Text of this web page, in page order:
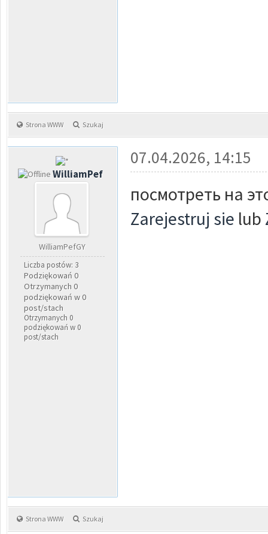
Strona WWW Szukaj
WilliamPef
WilliamPefGY
Liczba postów: 3
Podziękowań 0
Otrzymanych 0
podziękowań w 0
post/stach
Otrzymanych 0
podziękowań w 0
post/stach
07.04.2026, 14:15
посмотреть на
Zarejestruj sie lub
Strona WWW Szukaj